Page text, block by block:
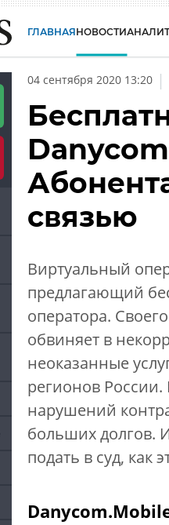
ГЛАВНАЯНОВОСТИ
04 сентября 2020 13:20 |
связью
Вир­ту­аль­ный
предлагающий
опе­рато­ра.
обвиняет в
нео­ка­зан­ные
ре­гио­нов Рос­сии.
нарушений
больших долгов.
подать в суд, как